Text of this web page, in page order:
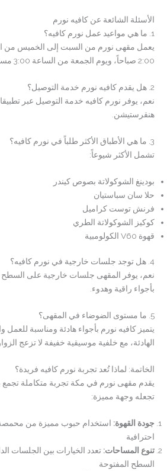
الأسئلة الشائعة عن كافيه نورم
1. ما هي مواعيد عمل نورم كافيه؟
2:00 صباحاً، ويوم الجمعة من الساعة 3:00 مساءً حتى 2:00 صباحاً.
2. هل يقدم كافيه نورم خدمة التوصيل؟
نعم، يوفر نورم كافيه خدمة التوصيل عبر
هنقرستيشن.
3. ما هي الأطباق الأكثر طلباً في نورم كافيه؟
تشمل الأكثر شيوعاً:
بودينغ الشوكولاتة بصوص كيندر
حلا سان سباستيان
فرنش توست كراميل
كوكيز الشوكولاتة الطري
قهوة V60 الكولومبية
4. هل توجد جلسات خارجية في نورم كافيه؟
نعم، يوفر المقهى جلسات خارجية على السطح
بأجواء راقية وهدوء.
5. ما مستوى الضوضاء في المقهى؟
يتميز كافيه نورم بأجواء هادئة ومناسبة للعمل
الهادئة، مع خلفية موسيقية خفيفة لا تزعج الزوار.
الخاتمة: لماذا تُعد تجربة نورم كافيه فريدة؟
يقدم مقهى نورم في مكة تجربة متكاملة تجمع
تجعله وجهة مميزة:
جودة القهوة: استخدام حبوب مميزة من محمصة
احترافية
تنوع المساحات: تعدد الخيارات بين الجلسات
السطح المفتوحة